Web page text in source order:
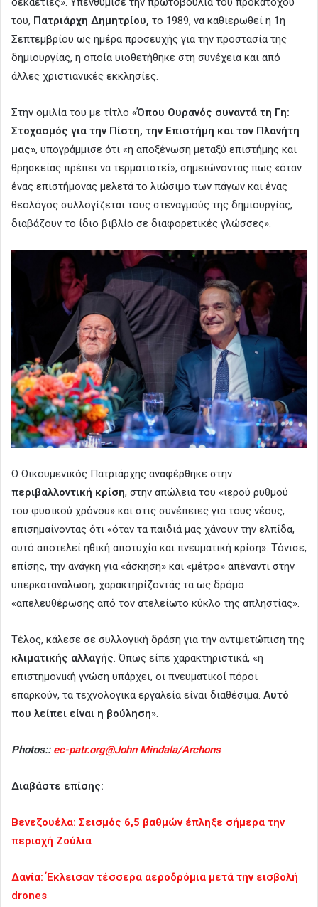
του, Πατριάρχη Δημητρίου, το 1989, να καθιερωθεί η 1η
Σεπτεμβρίου ως ημέρα προσευχής για την προστασία της
δημιουργίας, η οποία υιοθετήθηκε στη συνέχεια και από
άλλες χριστιανικές εκκλησίες.
Στην ομιλία του με τίτλο «Όπου Ουρανός συναντά τη Γη:
Στοχασμός για την Πίστη, την Επιστήμη και τον Πλανήτη
μας», υπογράμμισε ότι «η αποξένωση μεταξύ επιστήμης και
θρησκείας πρέπει να τερματιστεί», σημειώνοντας πως «όταν
ένας επιστήμονας μελετά το λιώσιμο των πάγων και ένας
θεολόγος συλλογίζεται τους στεναγμούς της δημιουργίας,
διαβάζουν το ίδιο βιβλίο σε διαφορετικές γλώσσες».
Ο Οικουμενικός Πατριάρχης αναφέρθηκε στην
περιβαλλοντική κρίση, στην απώλεια του «ιερού ρυθμού
του φυσικού χρόνου» και στις συνέπειες για τους νέους,
επισημαίνοντας ότι «όταν τα παιδιά μας χάνουν την ελπίδα,
αυτό αποτελεί ηθική αποτυχία και πνευματική κρίση». Τόνισε,
επίσης, την ανάγκη για «άσκηση» και «μέτρο» απέναντι στην
υπερκατανάλωση, χαρακτηρίζοντάς τα ως δρόμο
«απελευθέρωσης από τον ατελείωτο κύκλο της απληστίας».
Τέλος, κάλεσε σε συλλογική δράση για την αντιμετώπιση της
κλιματικής αλλαγής. Όπως είπε χαρακτηριστικά, «η
επιστημονική γνώση υπάρχει, οι πνευματικοί πόροι
επαρκούν, τα τεχνολογικά εργαλεία είναι διαθέσιμα. Αυτό
που λείπει είναι η βούληση».
Photos:: ec-patr.org@John Mindala/Archons
Διαβάστε επίσης:
Βενεζουέλα: Σεισμός 6,5 βαθμών έπληξε σήμερα την
περιοχή Ζούλια
Δανία: Έκλεισαν τέσσερα αεροδρόμια μετά την εισβολή
drones